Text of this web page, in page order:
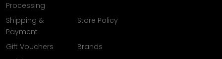
Processing
Shipping &
Payment
Store Policy
Gift Vouchers
Brands